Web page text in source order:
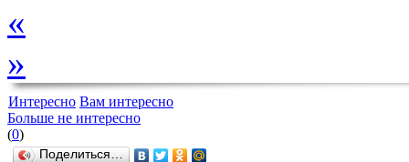
«
»
Интересно Вам интересно
Больше не интересно
(0)
Поделиться…